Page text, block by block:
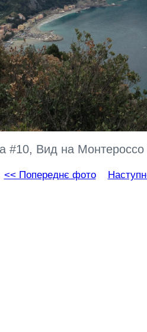
#10, Вид на
<< Попереднє фото